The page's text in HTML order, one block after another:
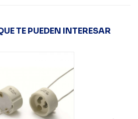
TE PUEDEN INTERESAR